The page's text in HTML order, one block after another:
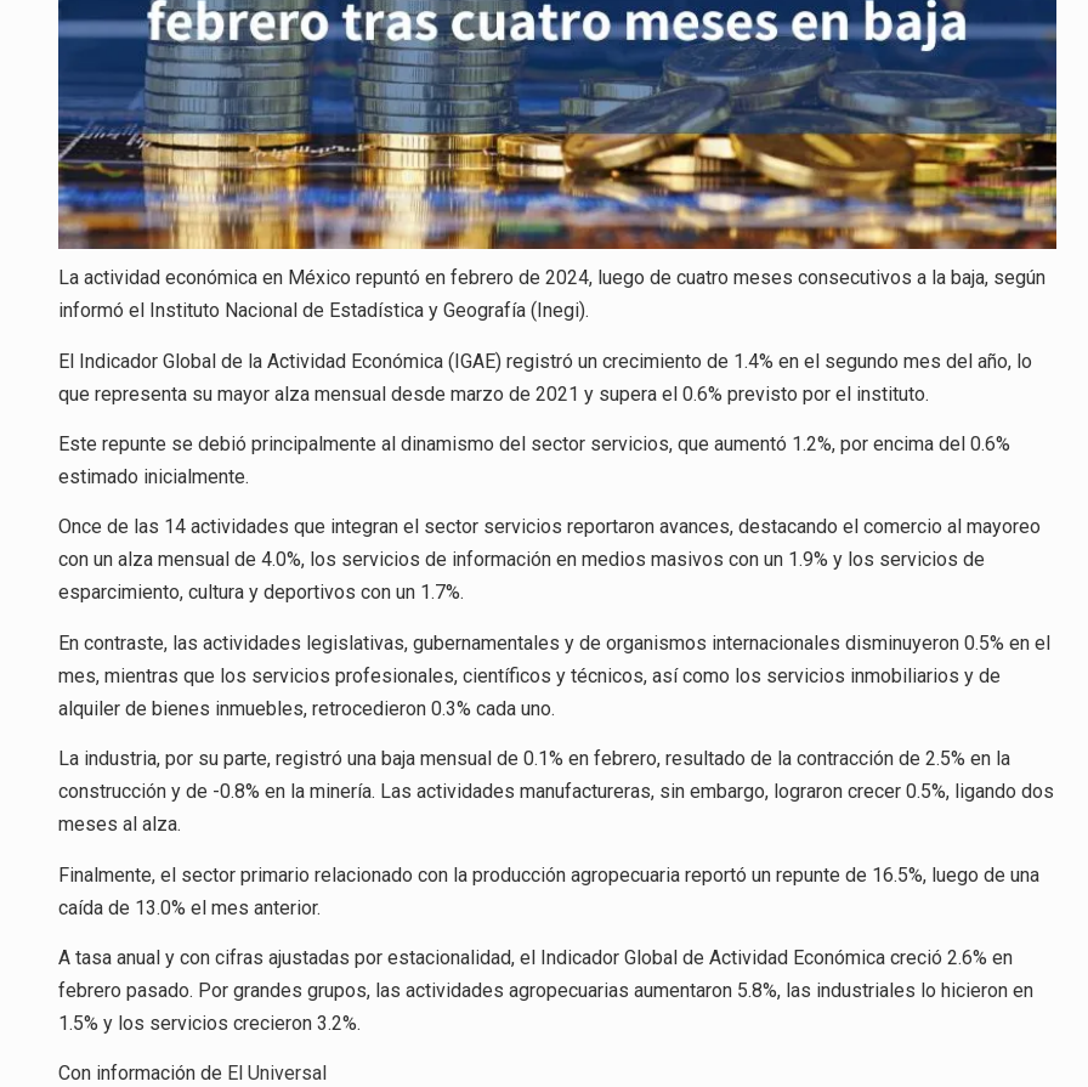
La actividad económica en México repuntó en febrero de 2024, luego de cuatro meses consecutivos a la baja, según
informó el Instituto Nacional de Estadística y Geografía (Inegi).
El Indicador Global de la Actividad Económica (IGAE) registró un crecimiento de 1.4% en el segundo mes del año, lo
que representa su mayor alza mensual desde marzo de 2021 y supera el 0.6% previsto por el instituto.
Este repunte se debió principalmente al dinamismo del sector servicios, que aumentó 1.2%, por encima del 0.6%
estimado inicialmente.
Once de las 14 actividades que integran el sector servicios reportaron avances, destacando el comercio al mayoreo
con un alza mensual de 4.0%, los servicios de información en medios masivos con un 1.9% y los servicios de
esparcimiento, cultura y deportivos con un 1.7%.
En contraste, las actividades legislativas, gubernamentales y de organismos internacionales disminuyeron 0.5% en el
mes, mientras que los servicios profesionales, científicos y técnicos, así como los servicios inmobiliarios y de
alquiler de bienes inmuebles, retrocedieron 0.3% cada uno.
La industria, por su parte, registró una baja mensual de 0.1% en febrero, resultado de la contracción de 2.5% en la
construcción y de -0.8% en la minería. Las actividades manufactureras, sin embargo, lograron crecer 0.5%, ligando dos
meses al alza.
Finalmente, el sector primario relacionado con la producción agropecuaria reportó un repunte de 16.5%, luego de una
caída de 13.0% el mes anterior.
A tasa anual y con cifras ajustadas por estacionalidad, el Indicador Global de Actividad Económica creció 2.6% en
febrero pasado. Por grandes grupos, las actividades agropecuarias aumentaron 5.8%, las industriales lo hicieron en
1.5% y los servicios crecieron 3.2%.
Con información de El Universal